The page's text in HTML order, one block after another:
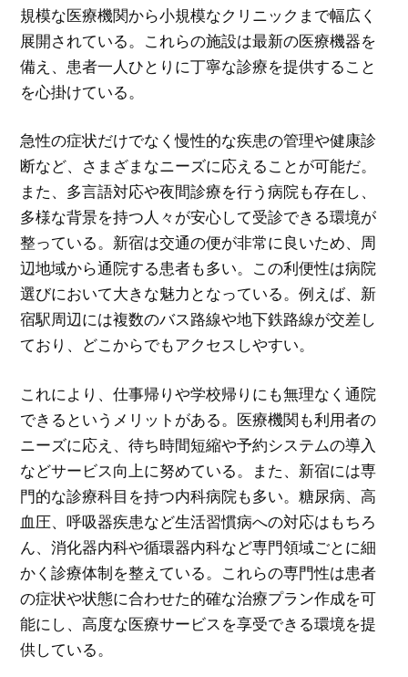
規模な医療機関から小規模なクリニックまで幅広く
展開されている。これらの施設は最新の医療機器を
備え、患者一人ひとりに丁寧な診療を提供すること
を心掛けている。
急性の症状だけでなく慢性的な疾患の管理や健康診
断など、さまざまなニーズに応えることが可能だ。
また、多言語対応や夜間診療を行う病院も存在し、
多様な背景を持つ人々が安心して受診できる環境が
整っている。新宿は交通の便が非常に良いため、周
辺地域から通院する患者も多い。この利便性は病院
選びにおいて大きな魅力となっている。例えば、新
宿駅周辺には複数のバス路線や地下鉄路線が交差し
ており、どこからでもアクセスしやすい。
これにより、仕事帰りや学校帰りにも無理なく通院
できるというメリットがある。医療機関も利用者の
ニーズに応え、待ち時間短縮や予約システムの導入
などサービス向上に努めている。また、新宿には専
門的な診療科目を持つ内科病院も多い。糖尿病、高
血圧、呼吸器疾患など生活習慣病への対応はもちろ
ん、消化器内科や循環器内科など専門領域ごとに細
かく診療体制を整えている。これらの専門性は患者
の症状や状態に合わせた的確な治療プラン作成を可
能にし、高度な医療サービスを享受できる環境を提
供している。